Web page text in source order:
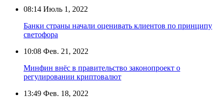
08:14 Июль 1, 2022
Банки страны начали оценивать клиентов по принципу
светофора
10:08 Фев. 21, 2022
Минфин внёс в правительство законопроект о
регулировании криптовалют
13:49 Фев. 18, 2022